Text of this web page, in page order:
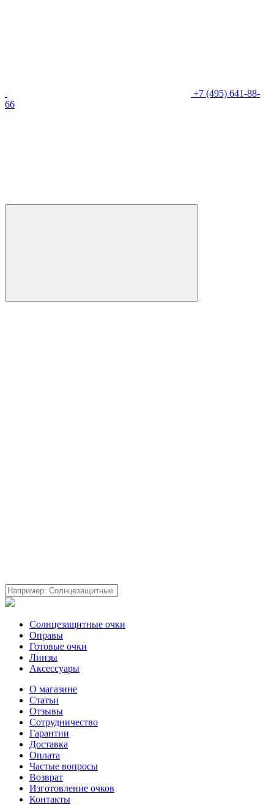
+7 (495) 641-88-
66
Солнцезащитные очки
Оправы
Готовые очки
Линзы
Аксессуары
О магазине
Статьи
Отзывы
Сотрудничество
Гарантии
Доставка
Оплата
Частые вопросы
Возврат
Изготовление очков
Контакты